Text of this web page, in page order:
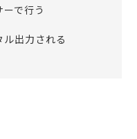
で行う
出力される